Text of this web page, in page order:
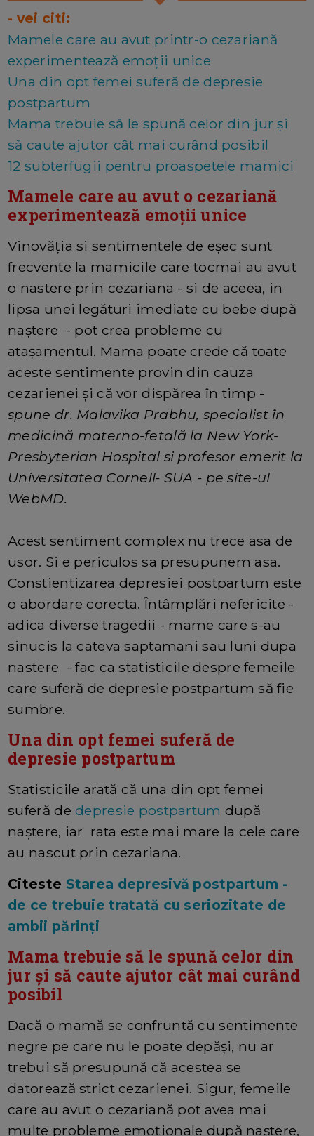
- vei citi:
Mamele care au avut printr-o cezariană
experimentează emoții unice
Una din opt femei suferă de depresie
postpartum
Mama trebuie să le spună celor din jur și
să caute ajutor cât mai curând posibil
12 subterfugii pentru proaspetele mamici
Mamele care au avut o cezariană
experimentează emoții unice
Vinovăția si sentimentele de eșec sunt
frecvente la mamicile care tocmai au avut
o nastere prin cezariana - si de aceea, in
lipsa unei legături imediate cu bebe după
naștere - pot crea probleme cu
atașamentul. Mama poate crede că toate
aceste sentimente provin din cauza
cezarienei și că vor dispărea în timp -
spune dr. Malavika Prabhu, specialist în
medicină materno-fetală la New York-
Presbyterian Hospital si profesor emerit la
Universitatea Cornell- SUA - pe site-ul
WebMD.
Acest sentiment complex nu trece asa de
usor. Si e periculos sa presupunem asa.
Constientizarea depresiei postpartum este
o abordare corecta. Întâmplări nefericite -
adica diverse tragedii - mame care s-au
sinucis la cateva saptamani sau luni dupa
nastere - fac ca statisticile despre femeile
care suferă de depresie postpartum să fie
sumbre.
Una din opt femei suferă de
depresie postpartum
Statisticile arată că una din opt femei
suferă dedepresie postpartum după
naștere, iar rata este mai mare la cele care
au nascut prin cezariana.
Citeste Starea depresivă postpartum -
de ce trebuie tratată cu seriozitate de
ambii părinți
Mama trebuie să le spună celor din
jur și să caute ajutor cât mai curând
posibil
Dacă o mamă se confruntă cu sentimente
negre pe care nu le poate depăși, nu ar
trebui să presupună că acestea se
datorează strict cezarienei. Sigur, femeile
care au avut o cezariană pot avea mai
multe probleme emoționale după naștere,